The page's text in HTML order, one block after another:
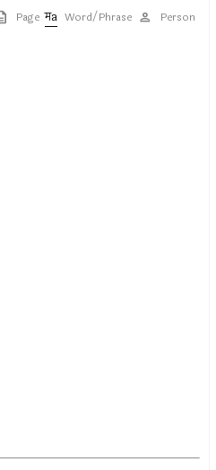
Page Word/Phrase Person